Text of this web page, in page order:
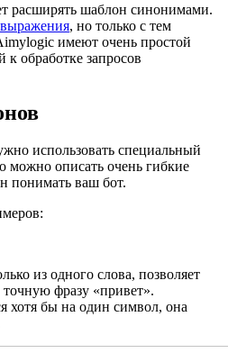
расширять шаблон синонимами.
, но только с тем
имеют очень простой
к обработке запросов
использовать специальный
можно описать очень гибкие
понимать ваш бот.
из одного слова, позволяет
точную фразу «привет».
хотя бы на один символ, она